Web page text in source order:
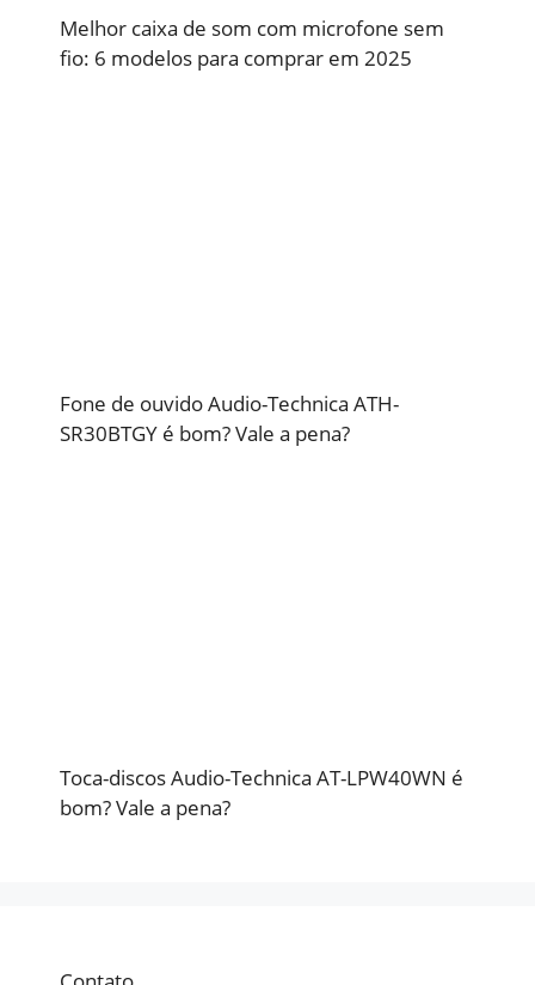
Melhor caixa de som com microfone sem
fio: 6 modelos para comprar em 2025
Fone de ouvido Audio-Technica ATH-
SR30BTGY é bom? Vale a pena?
Toca-discos Audio-Technica AT-LPW40WN é
bom? Vale a pena?